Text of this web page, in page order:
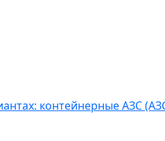
контейнерные АЗС